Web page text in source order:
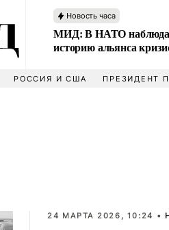
Новость часа
МИД: В НАТО
историю альянса
РОССИЯ И США ПРЕЗИДЕНТ
24 МАРТА 2026, 10:24 •